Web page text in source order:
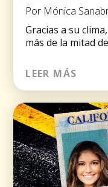
Por Mónica
Gracias a su
más de la mitad
LEER MÁS